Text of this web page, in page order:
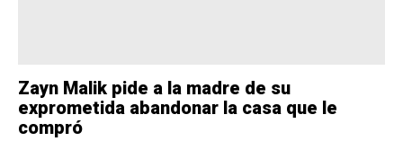
Zayn Malik pide a la madre de su
exprometida abandonar la casa que le
compró